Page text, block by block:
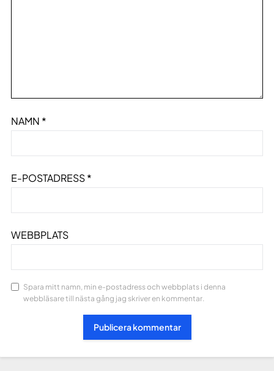
NAMN *
E-POSTADRESS*
WEBBPLATS
Spara mitt namn, min e-postadress och webbplats i denna
webbläsare till nästa gång jag skriver en kommentar.